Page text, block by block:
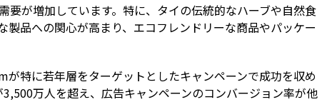
が増加しています。特に、タイの伝統的なハーブや自然食
品への関心が高まり、エコフレンドリーな商品やパッケー
特に若年層をターゲットとしたキャンペーンで成功を収め
万人を超え、広告キャンペーンのコンバージョン率が他